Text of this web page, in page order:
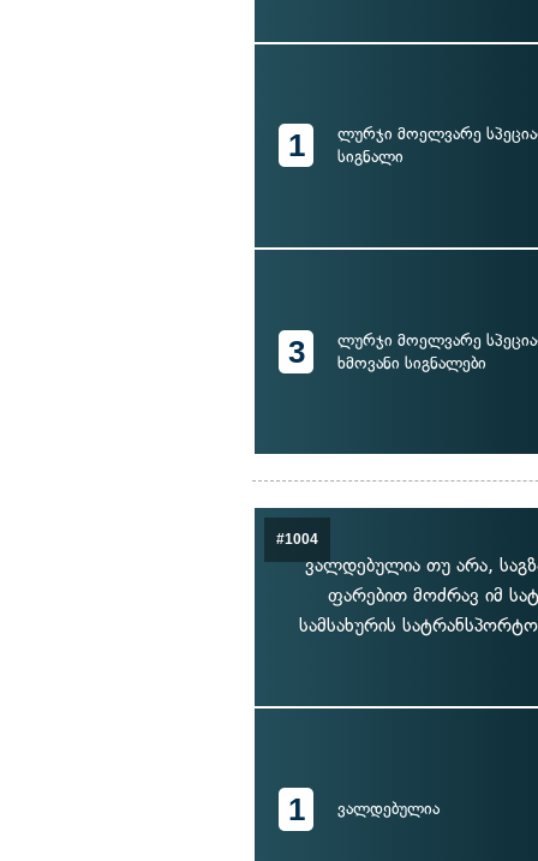
1
ლურჯი მოელვარე
სიგნალი
3
ლურჯი მოელვარე
ხმოვანი სიგნალები
#1004
ვალდებულია თუ არა,
ფარებით მოძრავ იმ
სამსახურის
1 ვალდებულია